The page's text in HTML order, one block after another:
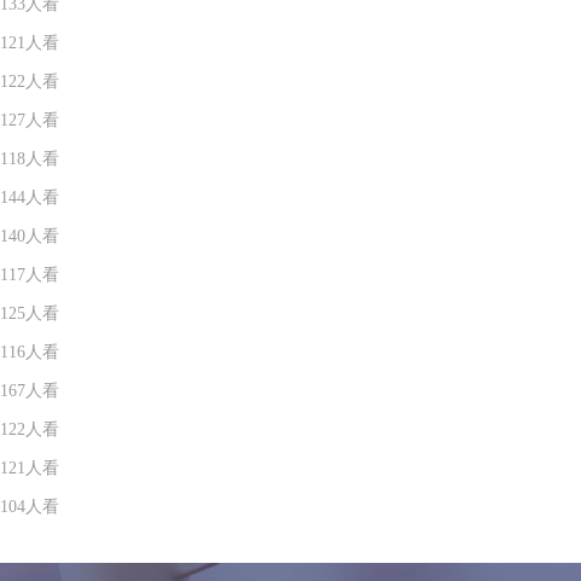
133人看
121人看
122人看
127人看
118人看
144人看
140人看
117人看
125人看
116人看
167人看
122人看
121人看
104人看